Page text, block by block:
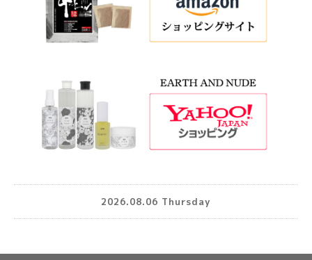
2026.08.06 Thursday